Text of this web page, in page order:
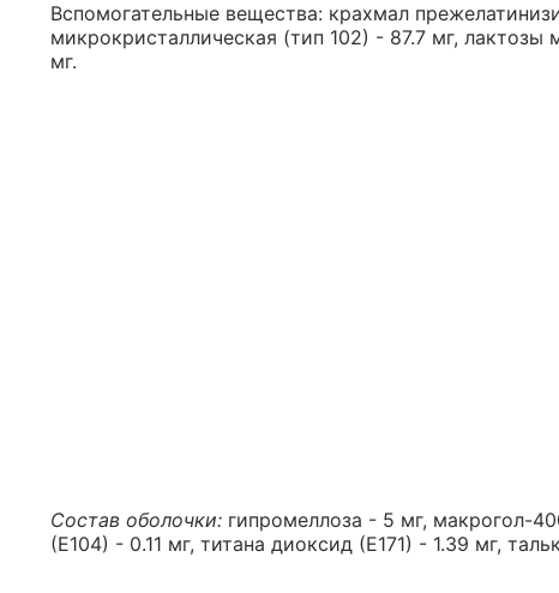
Вспомогательные вещества: крахмал
микрокристаллическая (тип 102) - 87.7 мг, лактозы
мг.
Состав оболочки: гипромеллоза - 5 мг, макрогол-
(Е104) - 0.11 мг, титана диоксид (Е171) - 1.39 мг,